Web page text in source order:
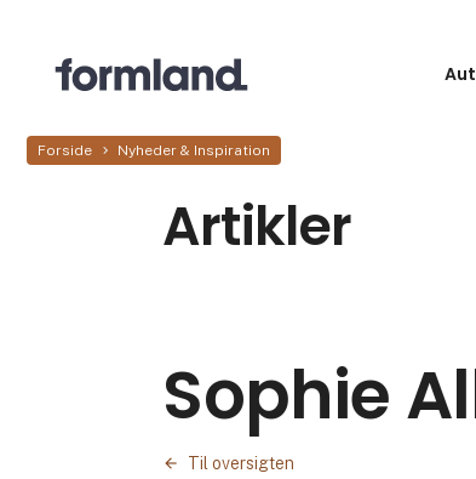
Forside Nyheder & Inspiration
Artikler
Sophie
Til oversigten